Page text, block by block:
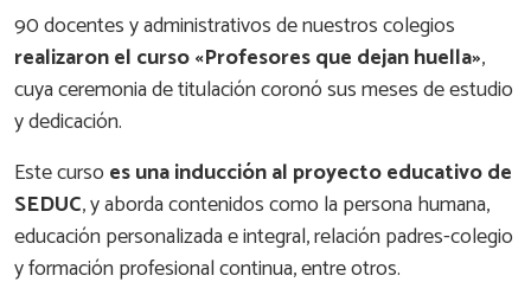
90 docentes y administrativos de nuestros colegios
realizaron el curso «Profesores que dejan huella»,
cuya ceremonia de titulación coronó sus meses de estudio
y dedicación.
Este curso es una inducción al proyecto educativo de
SEDUC, y aborda contenidos como la persona humana,
educación personalizada e integral, relación padres-colegio
y formación profesional continua, entre otros.